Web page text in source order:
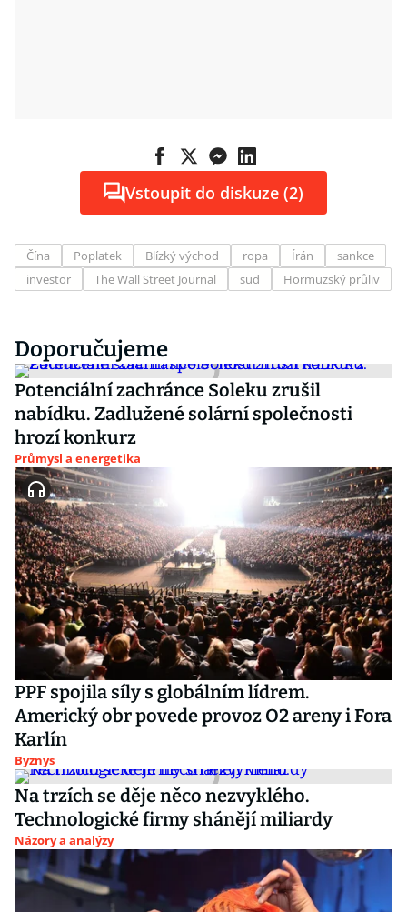
Vstoupit do diskuze (2)
Čína Poplatek Blízký východ ropa Írán
sankce
investor
The Wall Street Journal sud Hormuzský průliv
Doporučujeme
Potenciální zachránce Soleku zrušil
nabídku. Zadlužené solární společnosti
hrozí konkurz
Průmysl a energetika
PPF spojila síly s globálním lídrem.
Americký obr povede provoz O2 areny i Fora
Karlín
Byznys
Na trzích se děje něco nezvyklého.
Technologické firmy shánějí miliardy
Názory a analýzy